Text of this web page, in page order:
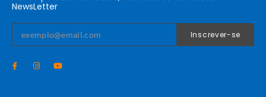
NewsLetter
Inscrever-se